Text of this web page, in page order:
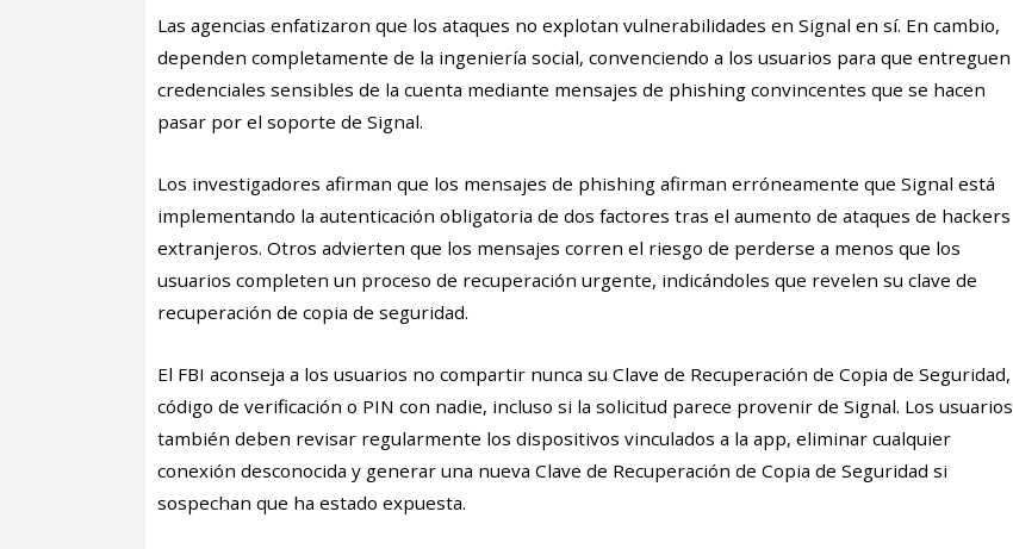
Las agencias enfatizaron que los ataques no explotan vulnerabilidades en Signal en sí. En cambio,
dependen completamente de la ingeniería social, convenciendo a los usuarios para que entreguen
credenciales sensibles de la cuenta mediante mensajes de phishing convincentes que se hacen
pasar por el soporte de Signal.
Los investigadores afirman que los mensajes de phishing afirman erróneamente que Signal está
implementando la autenticación obligatoria de dos factores tras el aumento de ataques de hackers
extranjeros. Otros advierten que los mensajes corren el riesgo de perderse a menos que los
usuarios completen un proceso de recuperación urgente, indicándoles que revelen su clave de
recuperación de copia de seguridad.
El FBI aconseja a los usuarios no compartir nunca su Clave de Recuperación de Copia de Seguridad,
código de verificación o PIN con nadie, incluso si la solicitud parece provenir de Signal. Los usuarios
también deben revisar regularmente los dispositivos vinculados a la app, eliminar cualquier
conexión desconocida y generar una nueva Clave de Recuperación de Copia de Seguridad si
sospechan que ha estado expuesta.